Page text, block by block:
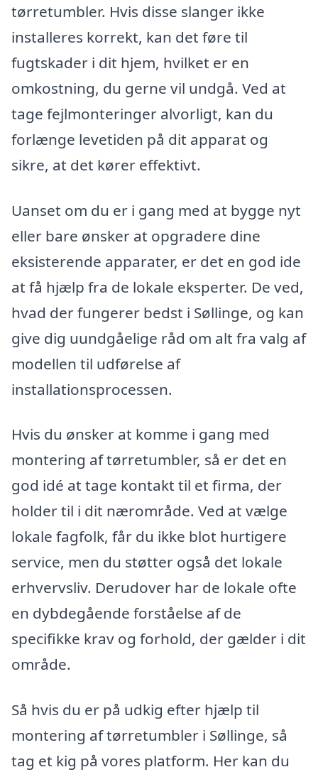
tørretumbler. Hvis disse slanger ikke
installeres korrekt, kan det føre til
fugtskader i dit hjem, hvilket er en
omkostning, du gerne vil undgå. Ved at
tage fejlmonteringer alvorligt, kan du
forlænge levetiden på dit apparat og
sikre, at det kører effektivt.
Uanset om du er i gang med at bygge nyt
eller bare ønsker at opgradere dine
eksisterende apparater, er det en god ide
at få hjælp fra de lokale eksperter. De ved,
hvad der fungerer bedst i Søllinge, og kan
give dig uundgåelige råd om alt fra valg af
modellen til udførelse af
installationsprocessen.
Hvis du ønsker at komme i gang med
montering af tørretumbler, så er det en
god idé at tage kontakt til et firma, der
holder til i dit nærområde. Ved at vælge
lokale fagfolk, får du ikke blot hurtigere
service, men du støtter også det lokale
erhvervsliv. Derudover har de lokale ofte
en dybdegående forståelse af de
specifikke krav og forhold, der gælder i dit
område.
Så hvis du er på udkig efter hjælp til
montering af tørretumbler i Søllinge, så
tag et kig på vores platform. Her kan du